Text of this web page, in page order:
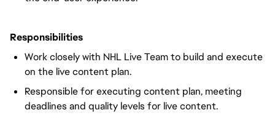
Responsibilities
Work closely with NHL Live Team to build and execute
on the live content plan.
Responsible for executing content plan, meeting
deadlines and quality levels for live content.